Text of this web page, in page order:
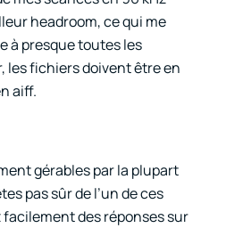
headroom, ce qui me
à presque toutes les
les fichiers doivent être en
aiff.
gérables par la plupart
pas sûr de l’un de ces
des réponses sur